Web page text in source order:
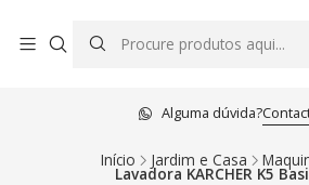
Alguma dúvida?
Início Jardim e Casa
Lavadora KARCHER K5